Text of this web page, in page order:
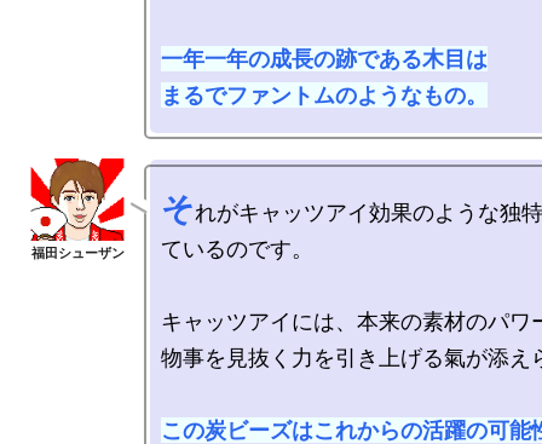
一年一年の成長の跡である木目は
まるでファントムのようなもの。
それがキャッツアイ効果のような独
ているのです。
キャッツアイには、本来の素材のパワ
物事を見抜く力を引き上げる氣が添え
この炭ビーズはこれからの活躍の可能